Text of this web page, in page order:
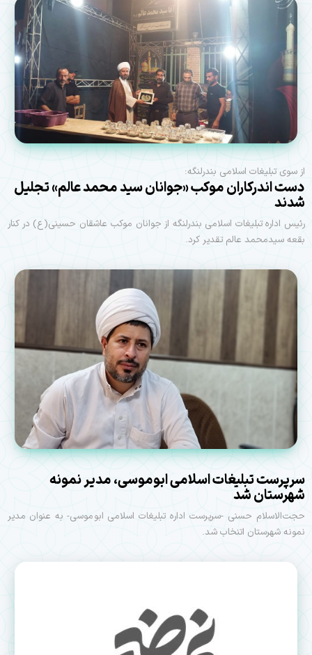
از سوی تبلیغات اسلامی بندرلنگه:
دست اندرکاران موکب «جوانان سید محمد عالم» تجلیل
شدند
رئیس اداره تبلیغات اسلامی بندرلنگه از جوانان موکب عاشقان حسینی(ع) در کنار
بقعه سیدمحمد عالم تقدیر کرد.
سرپرست تبلیغات اسلامی ابوموسی، مدیر نمونه
شهرستان شد
حجت‌الاسلام حسنی -سرپرست اداره تبلیغات اسلامی ابوموسی- به عنوان مدیر
نمونه شهرستان اتنخاب شد.